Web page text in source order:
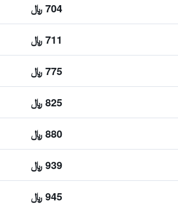
704 ﷼
711 ﷼
775 ﷼
825 ﷼
880 ﷼
939 ﷼
945 ﷼